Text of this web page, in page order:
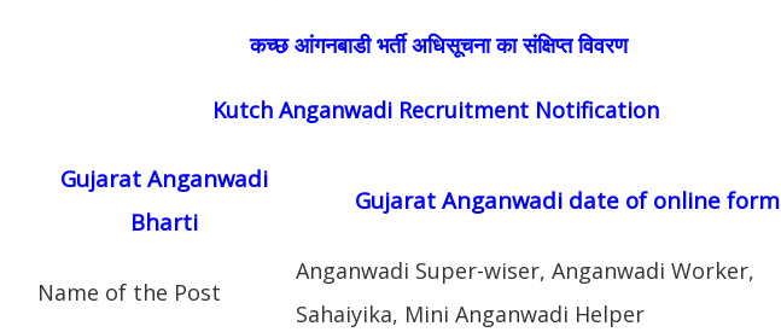
कच्छ आंगनबाडी भर्ती अधिसूचना का संक्षिप्त विवरण
Kutch Anganwadi Recruitment Notification
Gujarat Anganwadi
Bharti
Gujarat Anganwadi date of online form
Name of the Post
Anganwadi Super-wiser, Anganwadi Worker,
Sahaiyika, Mini Anganwadi Helper